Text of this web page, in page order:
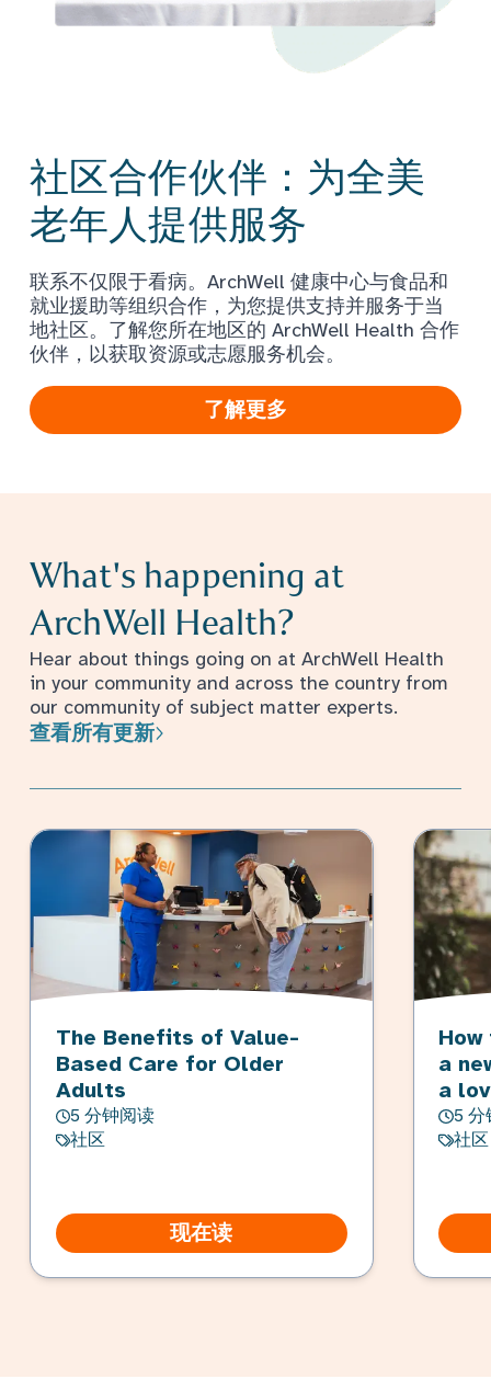
社区合作伙伴：为全美
老年人提供服务
联系不仅限于看病。ArchWell 健康中心与食品和
就业援助等组织合作，为您提供支持并服务于当
地社区。了解您所在地区的 ArchWell Health 合作
伙伴，以获取资源或志愿服务机会。
了解更多
What's happening at
ArchWell Health?
Hear about things going on at ArchWell Health
in your community and across the country from
our community of subject matter experts.
查看所有更新
The Benefits of Value-
Based Care for Older
Adults
5 分钟阅读
社区
现在读
a
a
5 分
社区